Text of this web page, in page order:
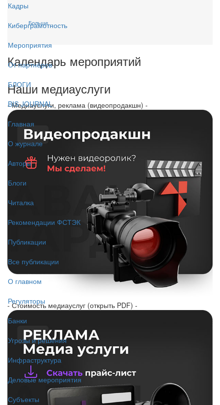
Кадры
Киберграмотность
Мероприятия
От партнёров
БЛОГИ
BIS JOURNAL
Главная
О журнале
Авторы
Блоги
Читалка
Рекомендации ФСТЭК
Публикации
Все публикации
О главном
Регуляторы
Банки
Угрозы и решения
Инфраструктура
Деловые мероприятия
Субъекты
Больше...
Календарь мероприятий
Наши медиауслуги
- Медиауслуги, реклама (видеопродакшн) -
- Стоимость медиауслуг (открыть PDF) -